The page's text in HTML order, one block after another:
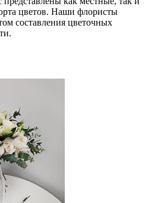
цветов. Наши флористы
составления цветочных